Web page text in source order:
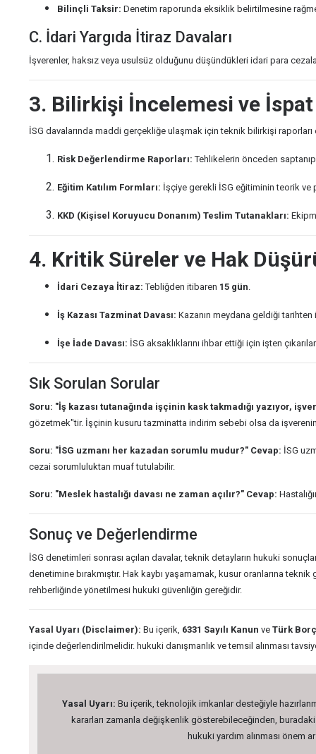
Bilinçli Taksir: Denetim raporunda eksiklik belirtilmesine
C. İdari Yargıda İtiraz Davaları
İşverenler, haksız veya usulsüz olduğunu düşündükleri idari para
3. Bilirkişi İncelemesi ve İspat
İSG davalarında maddi gerçekliğe ulaşmak için teknik bilirkişi raporları
Risk Değerlendirme Raporları: Tehlikelerin önceden
Eğitim Katılım Formları: İşçiye gerekli İSG eğitiminin teorik
KKD (Kişisel Koruyucu Donanım) Teslim Tutanakları:
4. Kritik Süreler ve Hak
İdari Cezaya İtiraz: Tebliğden itibaren 15 gün.
İş Kazası Tazminat Davası: Kazanın meydana geldiği
İşe İade Davası: İSG aksaklıklarını ihbar ettiği için işten
Sık Sorulan Sorular
Soru: "İş kazası tutanağında işçinin kask takmadığı yazıyor,
gözetmek"tir. İşçinin kusuru tazminatta indirim sebebi olsa da
Soru: "İSG uzmanı her kazadan sorumlu mudur?" Cevap: İSG
cezai sorumluluktan muaf tutulabilir.
Soru: "Meslek hastalığı davası ne zaman açılır?" Cevap:
Sonuç ve Değerlendirme
İSG denetimleri sonrası açılan davalar, teknik detayların hukuki
denetimine bırakmıştır. Hak kaybı yaşamamak, kusur oranlarına
rehberliğinde yönetilmesi hukuki güvenliğin gereğidir.
Yasal Uyarı (Disclaimer): Bu içerik, 6331 Sayılı Kanun ve Türk
içinde değerlendirilmelidir. hukuki danışmanlık ve temsil alınması
Yasal Uyarı: Bu içerik, teknolojik imkanlar desteğiyle
kararları zamanla değişkenlik gösterebileceğinden,
hukuki yardım alınması